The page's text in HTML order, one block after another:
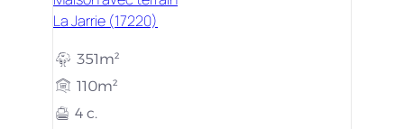
La Jarrie (17220)
351m²
110m²
4 c.